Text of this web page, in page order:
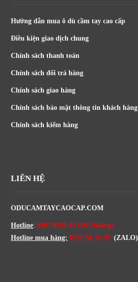
Hướng dẫn mua ô dù cầm tay cao cấp
Điều kiện giao dịch chung
Chính sách thanh toán
Chính sách đổi trả hàng
Chính sách giao hàng
Chính sách bảo mật thông tin khách hàng
Chính sách kiểm hàng
LIÊN HỆ
ODUCAMTAYCAOCAP.COM
Hotline:0907 0702 43 (Ms.Nhung)
Hotline mua hàng: 0377 56 56 99 (ZALO)